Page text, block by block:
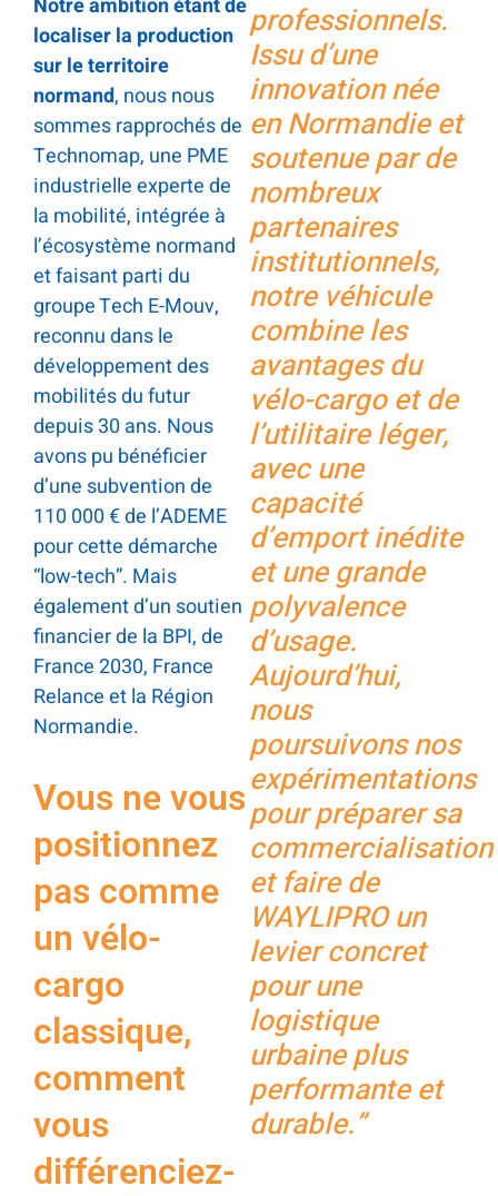
Notre ambition étant de
localiser la production
sur le territoire
normand, nous nous
sommes rapprochés de
Technomap, une PME
industrielle experte de
la mobilité, intégrée à
l’écosystème normand
et faisant parti du
groupe Tech E-Mouv,
reconnu dans le
développement des
mobilités du futur
depuis 30 ans. Nous
avons pu bénéficier
d’une subvention de
110 000 € de l’ADEME
pour cette démarche
“low-tech”. Mais
également d’un soutien
financier de la BPI, de
France 2030, France
Relance et la Région
Normandie.
Vous ne vous
positionnez
pas comme
un vélo-
cargo
classique,
comment
vous
différenciez-
professionnels.
Issu d’une
innovation née
en Normandie et
soutenue par de
nombreux
partenaires
institutionnels,
notre véhicule
combine les
avantages du
vélo-cargo et de
l’utilitaire léger,
avec une
capacité
d’emport inédite
et une grande
polyvalence
d’usage.
Aujourd’hui,
nous
poursuivons nos
expérimentations
pour préparer sa
commercialisation
et faire de
WAYLIPRO un
levier concret
pour une
logistique
urbaine plus
performante et
durable.”